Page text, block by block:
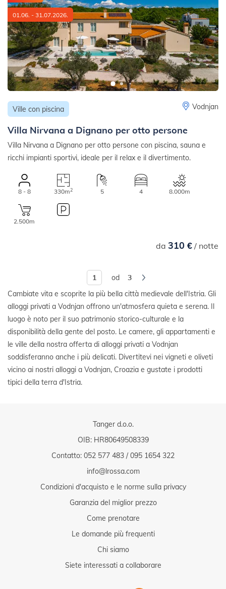
01.06. - 31.07.2026.
Ville con piscina Vodnjan
Villa Nirvana a Dignano per otto persone
Villa Nirvana a Dignano per otto persone con piscina, sauna e
ricchi impianti sportivi, ideale per il relax e il divertimento.
8 - 8 330m2 5 4 8.000m
2.500m
da 310 €/ notte
od 3
Cambiate vita e scoprite la più bella città medievale dell'Istria. Gli
alloggi privati a Vodnjan offrono un'atmosfera quieta e serena. Il
luogo è noto per il suo patrimonio storico-culturale e la
disponibilità della gente del posto. Le camere, gli appartamenti e
le ville della nostra offerta di alloggi privati a Vodnjan
soddisferanno anche i più delicati. Divertitevi nei vigneti e oliveti
vicino ai nostri alloggi a Vodnjan, Croazia e gustate i prodotti
tipici della terra d'Istria.
Tanger d.o.o.
OIB: HR80649508339
Contatto: 052 577 483 /095 1654 322
info@lrossa.com
Condizioni d'acquisto e le norme sulla privacy
Garanzia del miglior prezzo
Come prenotare
Le domande più frequenti
Chi siamo
Siete interessati a collaborare